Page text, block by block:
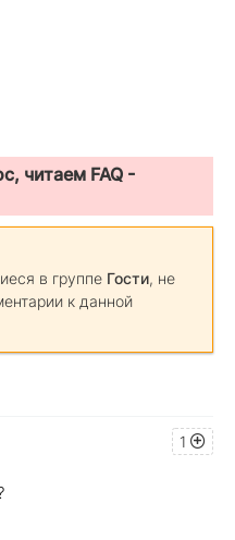
читаем FAQ -
в группе Гости, не
к данной
1